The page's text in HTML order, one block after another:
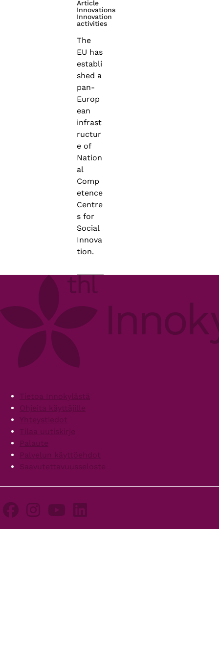
Article
Innovations
Innovation
activities
The
EU has
establi
shed a
pan-
Europ
ean
infrast
ructur
e of
Nation
al
Comp
etence
Centre
s for
Social
Innova
tion.
FooterTietoa Innokylästä
Ohjeita käyttäjille
Yhteystiedot
Tilaa uutiskirje
Palaute
Palvelun käyttöehdot
Saavutettavuusseloste